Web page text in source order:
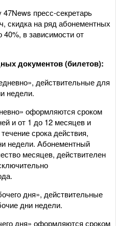
пресс-секретарь
на ряд абонементных
в зависимости от
документов (билетов):
действительные для
недели.
оформляются сроком
и от 1 до 12 месяцев и
срока действия,
недели. Абонементный
месяцев, действителен
дня», действительные
дни недели.
дня» оформляются сроком